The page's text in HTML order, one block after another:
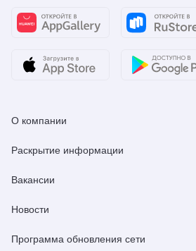
О компании
Раскрытие информации
Вакансии
Новости
Программа обновления сети